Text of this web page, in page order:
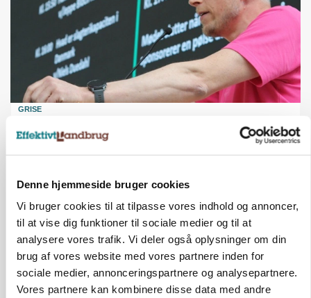
Denne hjemmeside bruger cookies
Vi bruger cookies til at tilpasse vores indhold og annoncer,
til at vise dig funktioner til sociale medier og til at
analysere vores trafik. Vi deler også oplysninger om din
brug af vores website med vores partnere inden for
sociale medier, annonceringspartnere og analysepartnere.
Vores partnere kan kombinere disse data med andre
GRISE
katastrofe